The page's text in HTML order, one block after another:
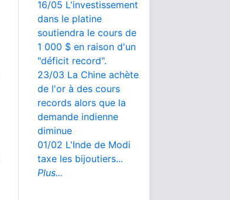
16/05 L'investissement
dans le platine
soutiendra le cours de
1 000 $ en raison d'un
"déficit record".
23/03 La Chine achète
de l'or à des cours
records alors que la
demande indienne
diminue
01/02 L'Inde de Modi
taxe les bijoutiers...
Plus...